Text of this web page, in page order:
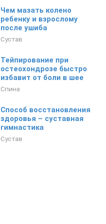
Чем мазать колено
ребенку и взрослому
после ушиба
Сустав
Тейпирование при
остеохондрозе быстро
избавит от боли в шее
Спина
Способ восстановления
здоровья – суставная
гимнастика
Сустав